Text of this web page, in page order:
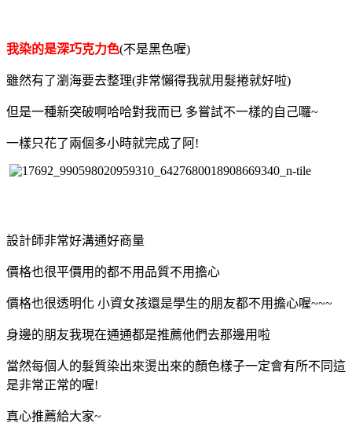
我染的是深巧克力色(不是黑色喔)
雖然有了瀏海要去整理(非常懶得我就用髮捲就好啦)
但是一種新突破啊哈哈對我而已 多嘗試不一樣的自己囉~
一樣只花了兩個多小時就完成了阿!
設計師非常好溝通好商量
價格也很平價用的都不用品質不用擔心
價格也很透明化 小資女孩還是學生的朋友都不用擔心喔~~~
身邊的朋友我現在通通都是推薦他們去那邊用啦
當然每個人的髮質染出來燙出來的顏色樣子一定會有所不同這
是非常正常的喔!
真心推薦給大家~